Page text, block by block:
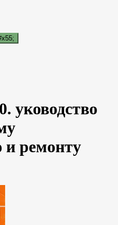
уководство
ремонту